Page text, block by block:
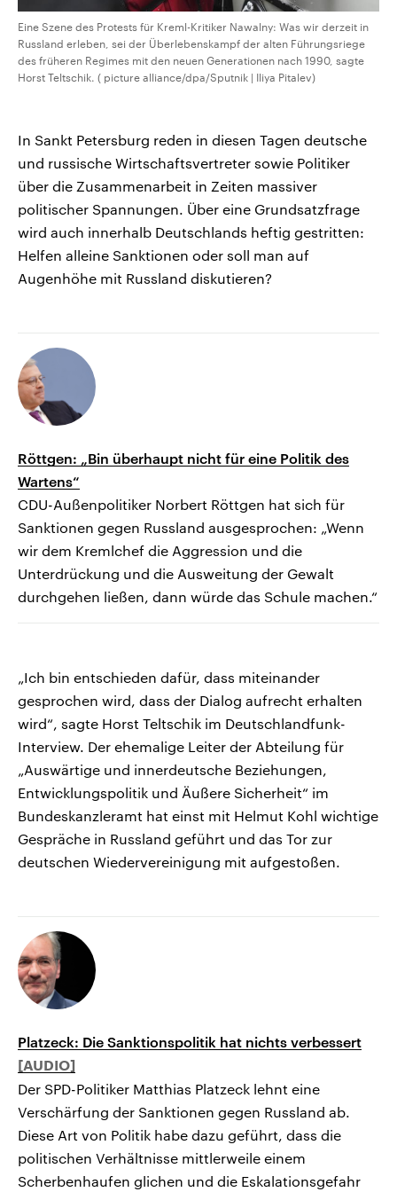
Eine Szene des Protests für Kreml-Kritiker Nawalny: Was wir derzeit in
Russland erleben, sei der Überlebenskampf der alten Führungsriege
des früheren Regimes mit den neuen Generationen nach 1990, sagte
Horst Teltschik. ( picture alliance/dpa/Sputnik | Iliya Pitalev)
In Sankt Petersburg reden in diesen Tagen deutsche
und russische Wirtschaftsvertreter sowie Politiker
über die Zusammenarbeit in Zeiten massiver
politischer Spannungen. Über eine Grundsatzfrage
wird auch innerhalb Deutschlands heftig gestritten:
Helfen alleine Sanktionen oder soll man auf
Augenhöhe mit Russland diskutieren?
Röttgen: „Bin überhaupt nicht für eine Politik des
Wartens“
CDU-Außenpolitiker Norbert Röttgen hat sich für
Sanktionen gegen Russland ausgesprochen: „Wenn
wir dem Kremlchef die Aggression und die
Unterdrückung und die Ausweitung der Gewalt
durchgehen ließen, dann würde das Schule machen.“
„Ich bin entschieden dafür, dass miteinander
gesprochen wird, dass der Dialog aufrecht erhalten
wird“, sagte Horst Teltschik im Deutschlandfunk-
Interview. Der ehemalige Leiter der Abteilung für
„Auswärtige und innerdeutsche Beziehungen,
Entwicklungspolitik und Äußere Sicherheit“ im
Bundeskanzleramt hat einst mit Helmut Kohl wichtige
Gespräche in Russland geführt und das Tor zur
deutschen Wiedervereinigung mit aufgestoßen.
Platzeck: Die Sanktionspolitik hat nichts verbessert
Der SPD-Politiker Matthias Platzeck lehnt eine
Verschärfung der Sanktionen gegen Russland ab.
Diese Art von Politik habe dazu geführt, dass die
politischen Verhältnisse mittlerweile einem
Scherbenhaufen glichen und die Eskalationsgefahr